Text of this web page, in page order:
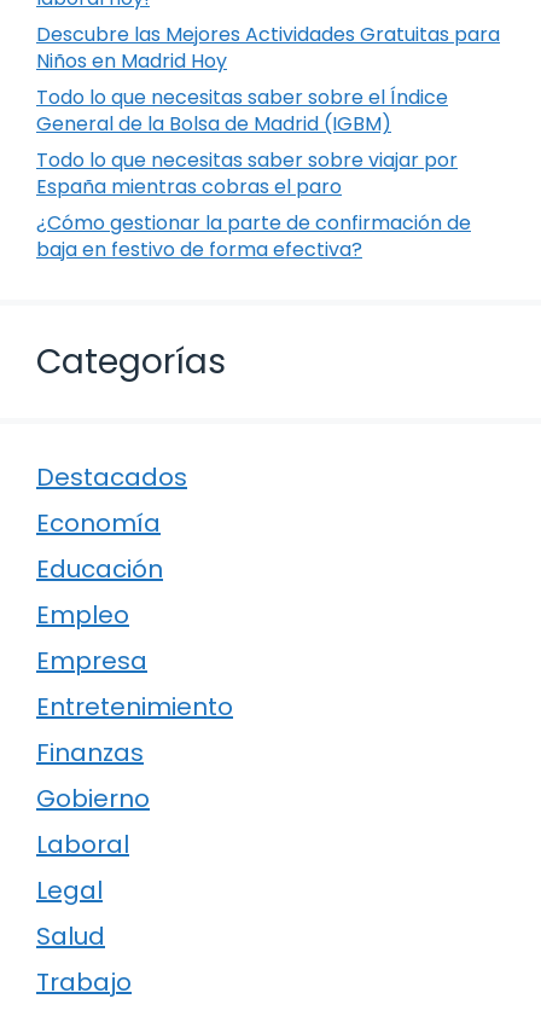
Descubre las Mejores Actividades Gratuitas para
Niños en Madrid Hoy
Todo lo que necesitas saber sobre el Índice
General de la Bolsa de Madrid (IGBM)
Todo lo que necesitas saber sobre viajar por
España mientras cobras el paro
¿Cómo gestionar la parte de confirmación de
baja en festivo de forma efectiva?
Categorías
Destacados
Economía
Educación
Empleo
Empresa
Entretenimiento
Finanzas
Gobierno
Laboral
Legal
Salud
Trabajo